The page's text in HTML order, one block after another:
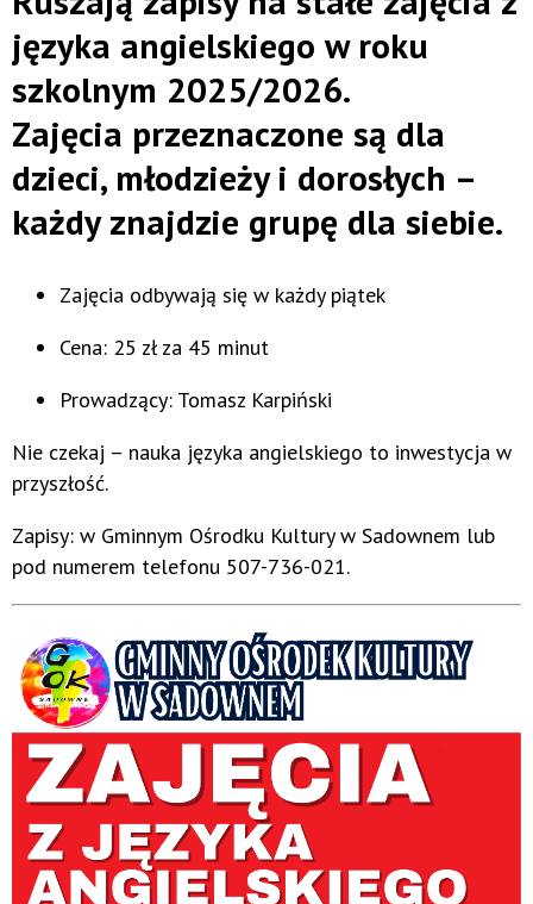
języka angielskiego w roku
szkolnym 2025/2026.
Zajęcia przeznaczone są dla
dzieci, młodzieży i dorosłych –
każdy znajdzie grupę dla siebie.
Zajęcia odbywają się w każdy piątek
Cena: 25 zł za 45 minut
Prowadzący: Tomasz Karpiński
Nie czekaj – nauka języka angielskiego to inwestycja w
przyszłość.
Zapisy: w Gminnym Ośrodku Kultury w Sadownem lub
pod numerem telefonu 507-736-021.